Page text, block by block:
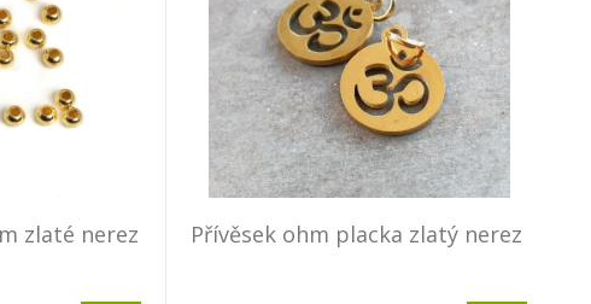
zlaté nerez
Přívěsek ohm placka zlatý nerez